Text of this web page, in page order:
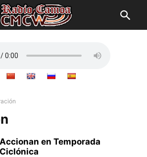
Accionan en Temporada
Ciclónica